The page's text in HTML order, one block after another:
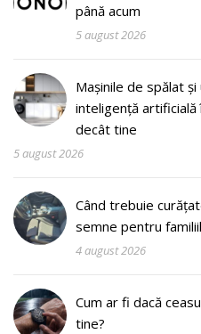
până acum
5 august 2026
Mașinile de spălat
inteligență artificială
decât tine
5 august 2026
Când trebuie
semne pentru
4 august 2026
Cum ar fi dacă
tine?